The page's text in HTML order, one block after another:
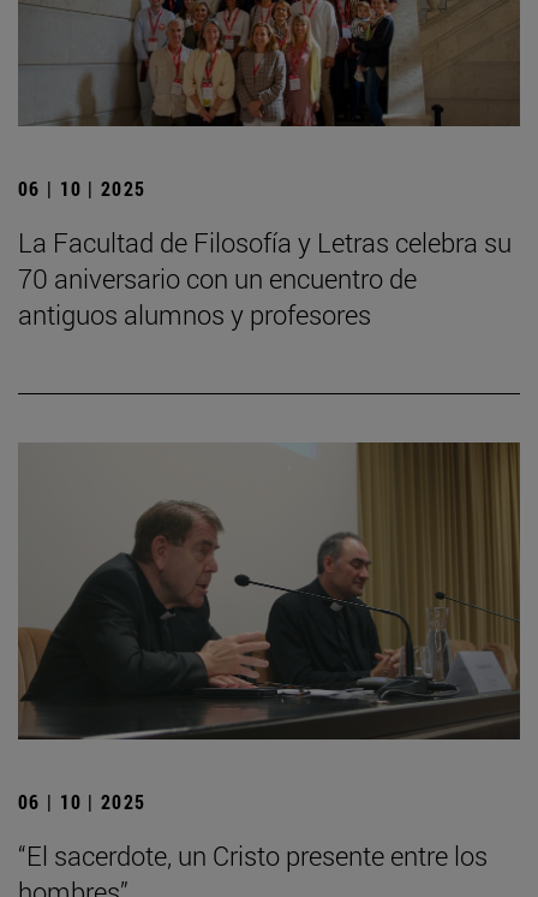
06 | 10 | 2025
La Facultad de Filosofía y Letras celebra su
70 aniversario con un encuentro de
antiguos alumnos y profesores
06 | 10 | 2025
“El sacerdote, un Cristo presente entre los